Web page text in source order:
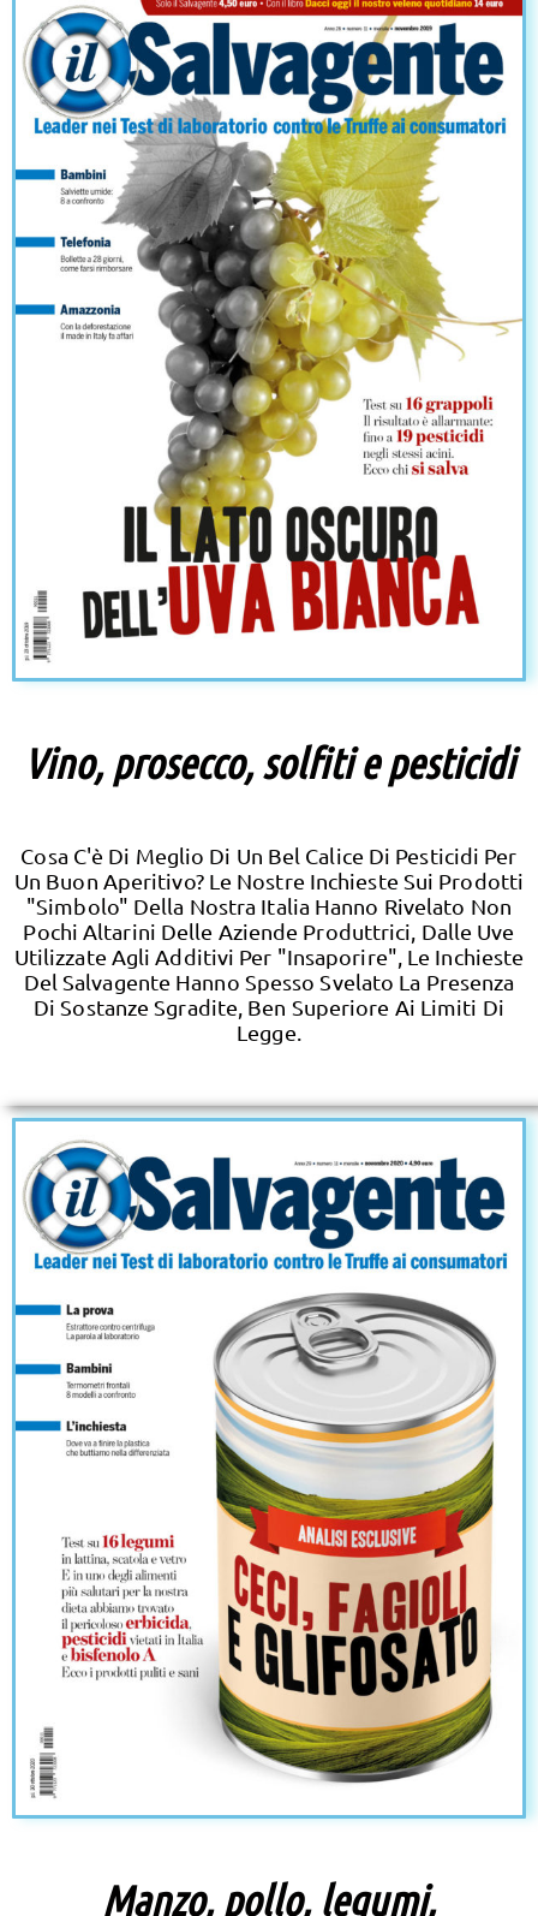
Vino, prosecco, solfiti e pesticidi
Cosa C'è Di Meglio Di Un Bel Calice Di Pesticidi Per
Un Buon Aperitivo? Le Nostre Inchieste Sui Prodotti
"simbolo" Della Nostra Italia Hanno Rivelato Non
Pochi Altarini Delle Aziende Produttrici, Dalle Uve
Utilizzate Agli Additivi Per "insaporire", Le Inchieste
Del Salvagente Hanno Spesso Svelato La Presenza
Di Sostanze Sgradite, Ben Superiore Ai Limiti Di
Legge.
Manzo, pollo, legumi,